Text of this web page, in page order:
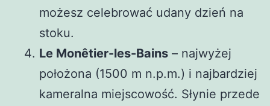
możesz celebrować udany dzień na
stoku.
Le Monêtier-les-Bains – najwyżej
położona (1500 m n.p.m.) i najbardziej
kameralna miejscowość. Słynie przede